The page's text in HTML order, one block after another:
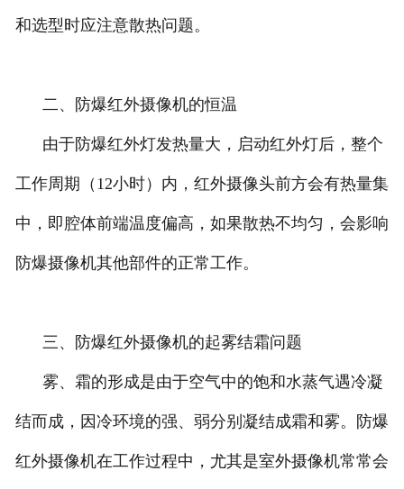
和选型时应注意散热问题。
二、防爆红外摄像机的恒温
由于防爆红外灯发热量大，启动红外灯后，整个
工作周期（12小时）内，红外摄像头前方会有热量集
中，即腔体前端温度偏高，如果散热不均匀，会影响
防爆摄像机其他部件的正常工作。
三、防爆红外摄像机的起雾结霜问题
雾、霜的形成是由于空气中的饱和水蒸气遇冷凝
结而成，因冷环境的强、弱分别凝结成霜和雾。防爆
红外摄像机在工作过程中，尤其是室外摄像机常常会